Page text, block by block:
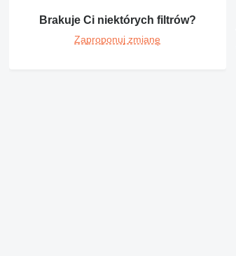
Brakuje Ci niektórych filtrów?
Zaproponuj zmianę